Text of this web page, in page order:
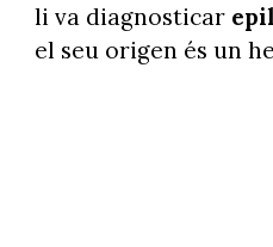
li va diagnosticar
el seu origen és un